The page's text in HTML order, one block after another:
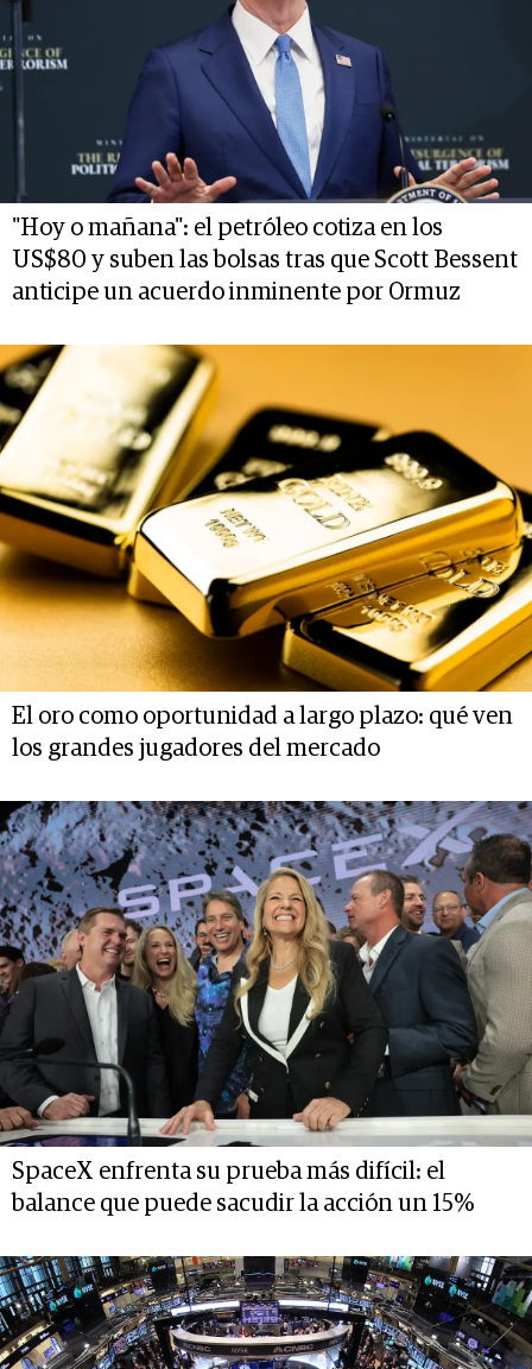
"Hoy o mañana": el petróleo cotiza en los
US$80 y suben las bolsas tras que Scott Bessent
anticipe un acuerdo inminente por Ormuz
El oro como oportunidad a largo plazo: qué ven
los grandes jugadores del mercado
SpaceX enfrenta su prueba más difícil: el
balance que puede sacudir la acción un 15%